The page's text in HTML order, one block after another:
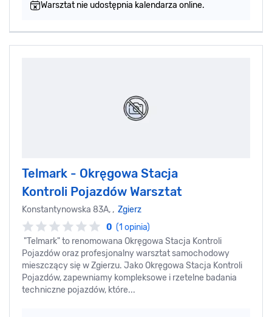
Warsztat nie udostępnia kalendarza online.
Telmark - Okręgowa Stacja
Kontroli Pojazdów Warsztat
Konstantynowska 83A, , Zgierz
0 (1 opinia)
"Telmark" to renomowana Okręgowa Stacja Kontroli
Pojazdów oraz profesjonalny warsztat samochodowy
mieszczący się w Zgierzu. Jako Okręgowa Stacja Kontroli
Pojazdów, zapewniamy kompleksowe i rzetelne badania
techniczne pojazdów, które...